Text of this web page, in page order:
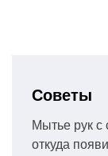
Советы
Мытье рук с
откуда